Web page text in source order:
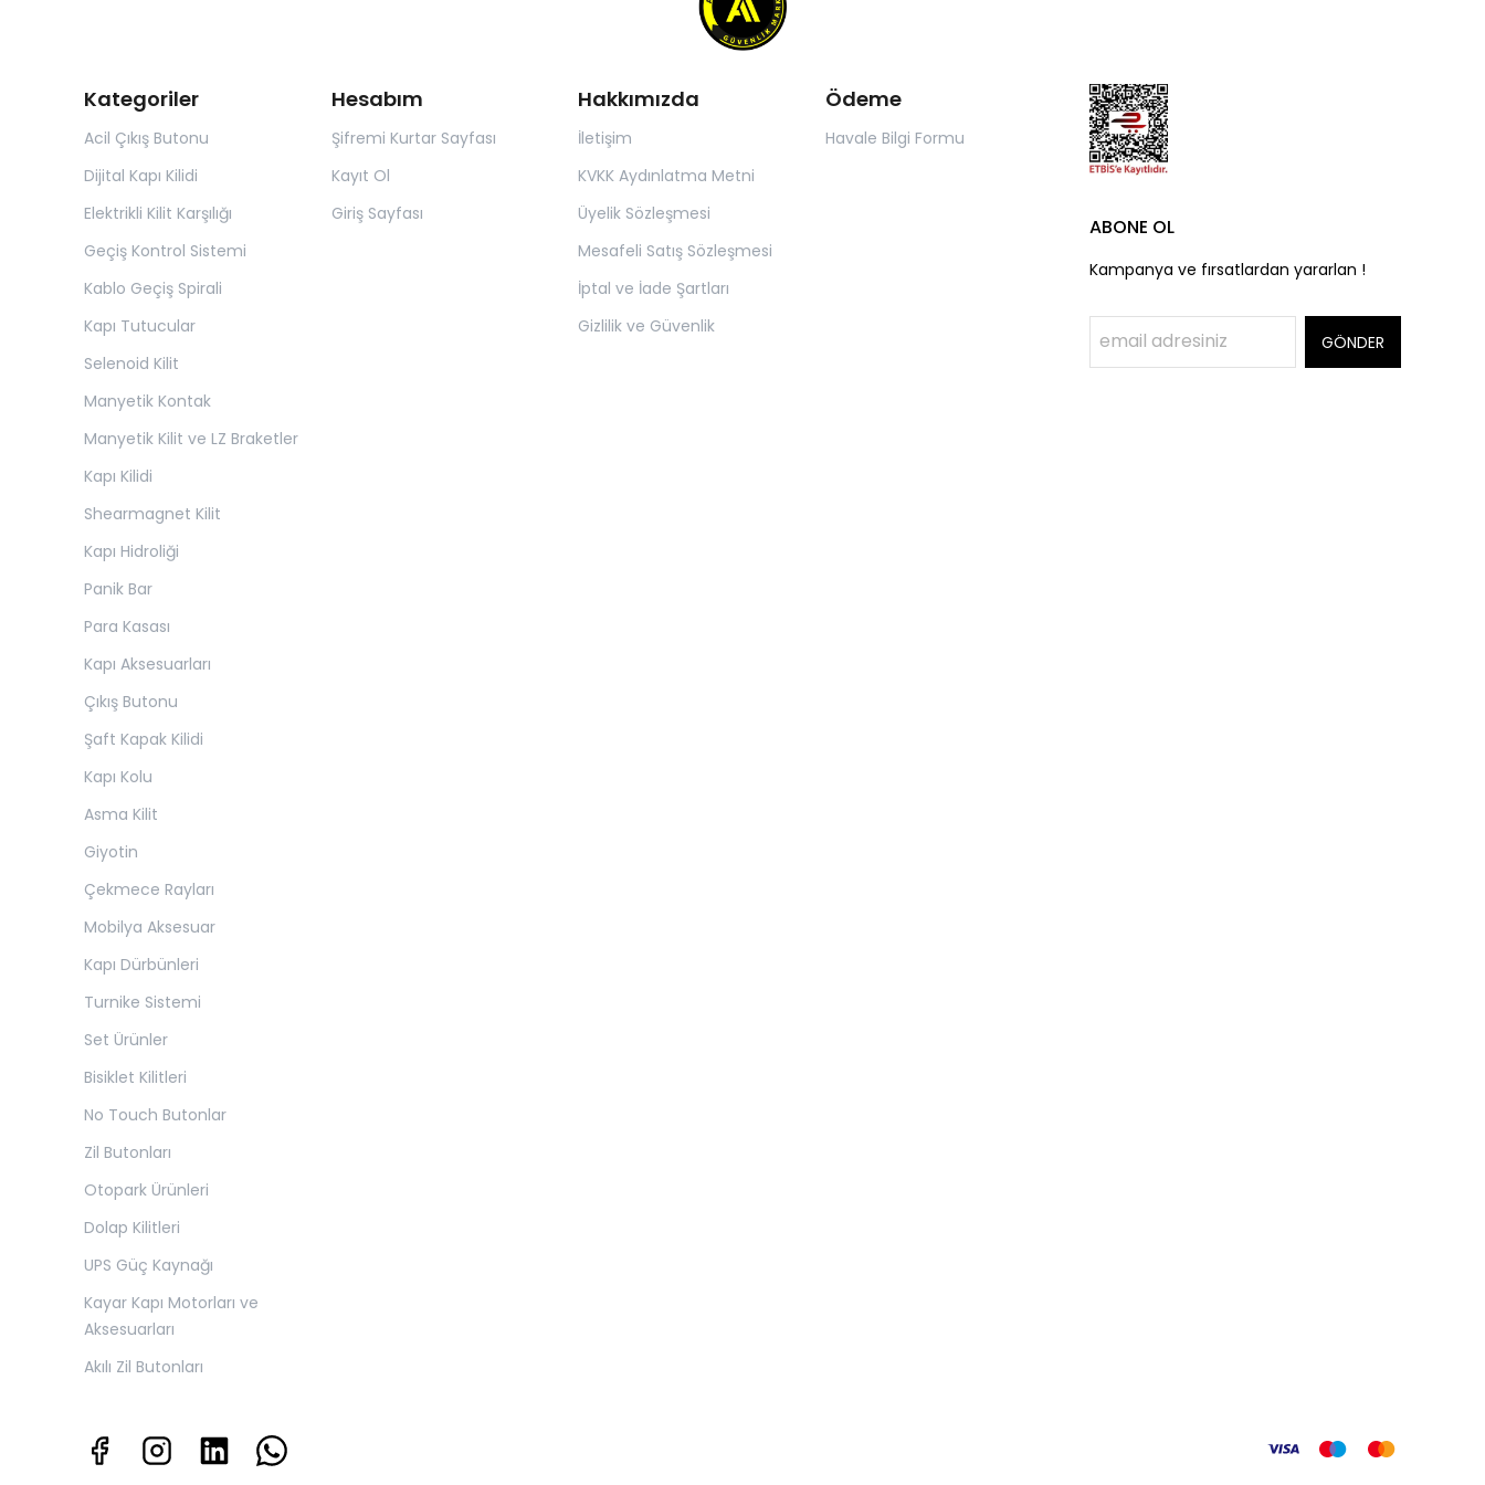
Kategoriler
Acil Çıkış Butonu
Dijital Kapı Kilidi
Elektrikli Kilit Karşılığı
Geçiş Kontrol Sistemi
Kablo Geçiş Spirali
Kapı Tutucular
Selenoid Kilit
Manyetik Kontak
Manyetik Kilit ve LZ Braketler
Kapı Kilidi
Shearmagnet Kilit
Kapı Hidroliği
Panik Bar
Para Kasası
Kapı Aksesuarları
Çıkış Butonu
Şaft Kapak Kilidi
Kapı Kolu
Asma Kilit
Giyotin
Çekmece Rayları
Mobilya Aksesuar
Kapı Dürbünleri
Turnike Sistemi
Set Ürünler
Bisiklet Kilitleri
No Touch Butonlar
Zil Butonları
Otopark Ürünleri
Dolap Kilitleri
UPS Güç Kaynağı
Kayar Kapı Motorları ve
Aksesuarları
Akılı Zil Butonları
Hesabım
Şifremi Kurtar Sayfası
Kayıt Ol
Giriş Sayfası
Hakkımızda
İletişim
KVKK Aydınlatma Metni
Üyelik Sözleşmesi
Mesafeli Satış Sözleşmesi
İptal ve İade Şartları
Gizlilik ve Güvenlik
Ödeme
Havale Bilgi Formu
ABONE OL
Kampanya ve fırsatlardan yararlan !
GÖNDER